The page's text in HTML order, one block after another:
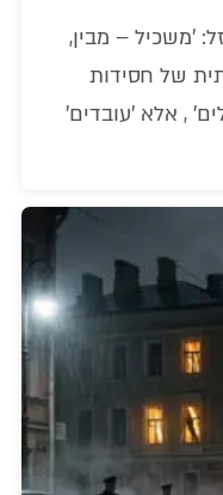
'משכיל – מבין,
של חסידות
, אלא 'עובדים'